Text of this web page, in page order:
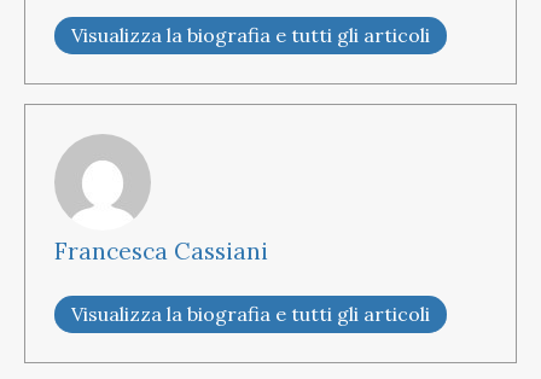
Visualizza la biografia e tutti gli articoli
Francesca Cassiani
Visualizza la biografia e tutti gli articoli